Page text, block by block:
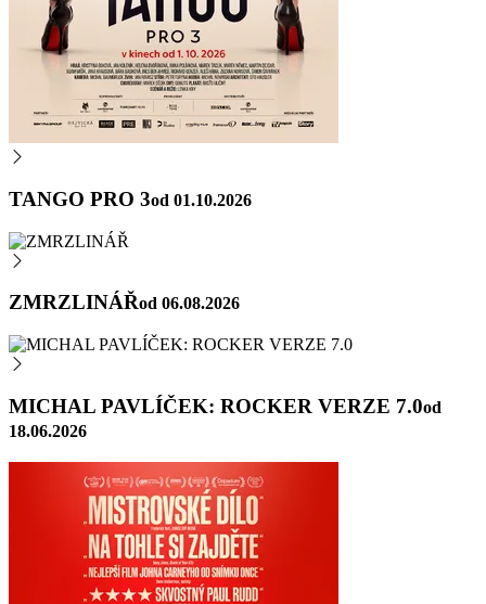
TANGO PRO 3od 01.10.2026
ZMRZLINÁŘod 06.08.2026
MICHAL PAVLÍČEK: ROCKER VERZE 7.0od
18.06.2026